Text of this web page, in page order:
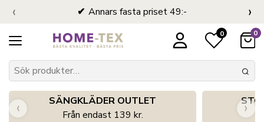
Annars fasta priset 49:-
‹ ›
0 0
SÄNGKLÄDER OUTLET
Från endast 139 kr.
‹ ›